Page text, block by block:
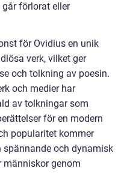
förlorat eller
för Ovidius en unik
verk, vilket ger
och tolkning av poesin.
och medier har
av tolkningar som
för en modern
popularitet kommer
och dynamisk
människor genom